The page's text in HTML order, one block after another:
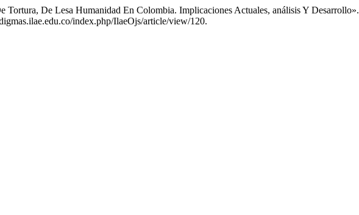
Tortura, De Lesa Humanidad En Colombia. Implicaciones Actuales, análisis Y Desarrollo».
index.php/IlaeOjs/article/view/120.